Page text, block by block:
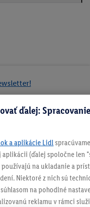
AKCIE!
ďalej:
a aplikácie Lidl
aplikácii (ďalej spoločne len
na ukladanie a
Niektoré z nich sú
na pohodlné
reklamu v rámci